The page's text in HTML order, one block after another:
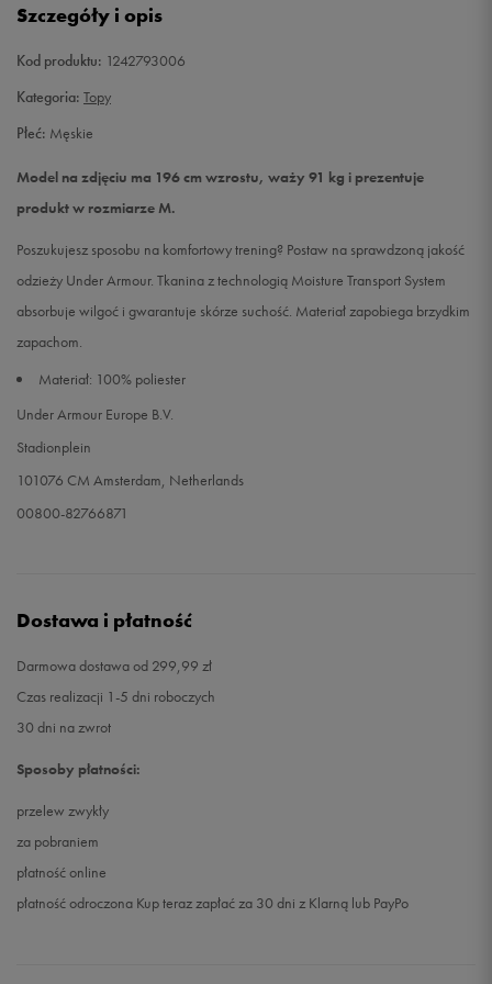
Szczegóły i opis
Kod produktu: 1242793006
Kategoria: Topy
Płeć: Męskie
Model na zdjęciu ma 196 cm wzrostu, waży 91 kg i prezentuje
produkt w rozmiarze M.
Poszukujesz sposobu na komfortowy trening? Postaw na sprawdzoną jakość
odzieży Under Armour. Tkanina z technologią Moisture Transport System
absorbuje wilgoć i gwarantuje skórze suchość. Materiał zapobiega brzydkim
zapachom.
Materiał: 100% poliester
Under Armour Europe B.V.
Stadionplein
101076 CM Amsterdam, Netherlands
00800-82766871
Dostawa i płatność
Darmowa dostawa od 299,99 zł
Czas realizacji 1-5 dni roboczych
30 dni na zwrot
Sposoby płatności:
przelew zwykły
za pobraniem
płatność online
płatność odroczona Kup teraz zapłać za 30 dni z Klarną lub PayPo